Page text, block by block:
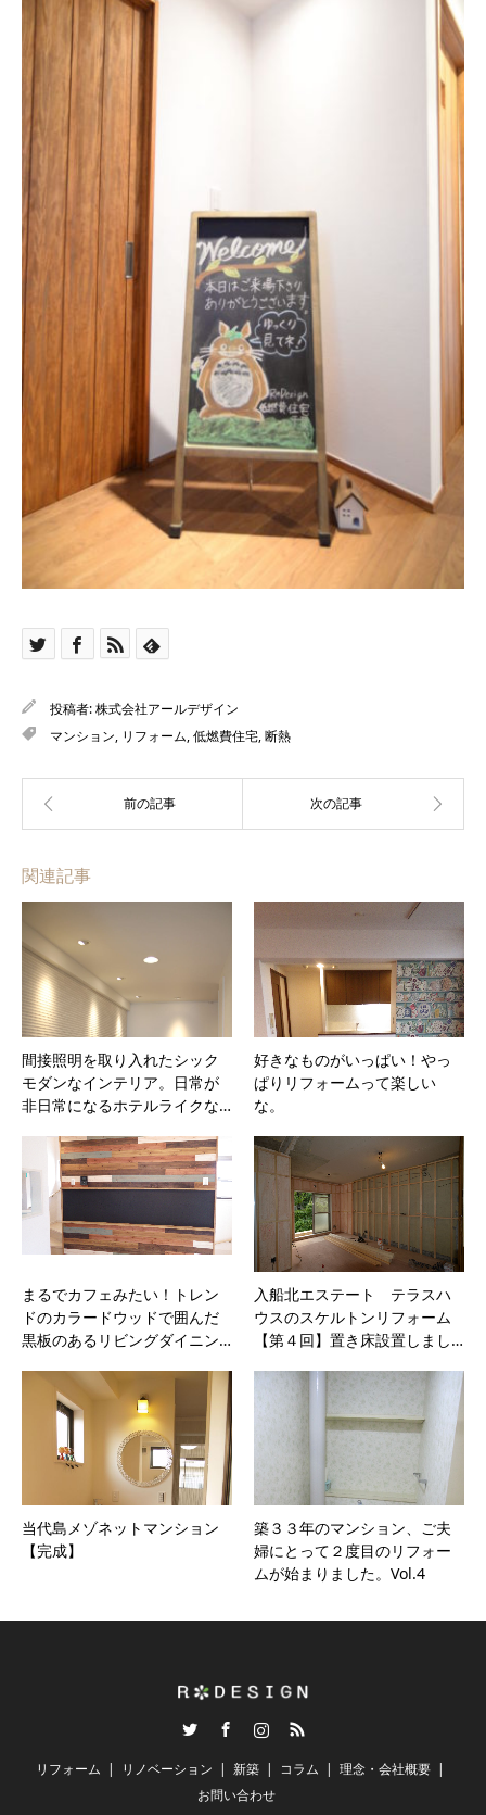
投稿者:株式会社アールデザイン
マンション, リフォーム,低燃費住宅,断熱
関連記事
間接照明を取り入れたシック
モダンなインテリア。日常が
非日常になるホテルライクな…
好きなものがいっぱい！やっ
ぱりリフォームって楽しい
な。
まるでカフェみたい！トレン
ドのカラードウッドで囲んだ
黒板のあるリビングダイニン…
入船北エステート テラスハ
ウスのスケルトンリフォーム
【第４回】置き床設置しまし…
当代島メゾネットマンション
【完成】
築３３年のマンション、ご夫
婦にとって２度目のリフォー
ムが始まりました。Vol.4
InstagramRSS
リフォーム リノベーション 新築 コラム
理念・会社概要
お問い合わせ